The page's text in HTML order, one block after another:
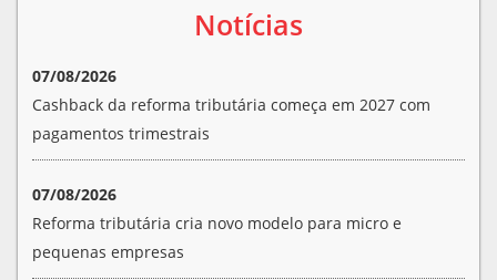
Notícias
07/08/2026
Cashback da reforma tributária começa em 2027 com
pagamentos trimestrais
07/08/2026
Reforma tributária cria novo modelo para micro e
pequenas empresas